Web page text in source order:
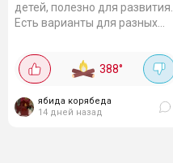
детей, полезно для развития.
Есть варианты для разных
Светящийся, "Таинственный
космос"...
388°
ябида корябеда
14 дней назад